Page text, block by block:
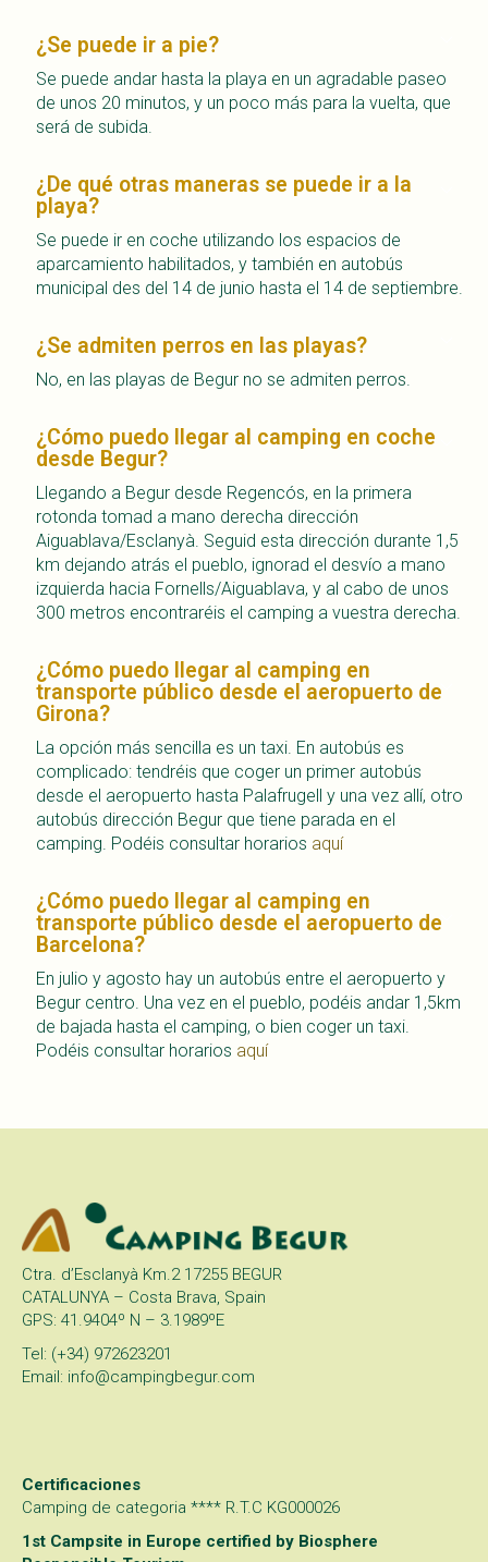
¿Se puede ir a pie?
Se puede andar hasta la playa en un agradable paseo
de unos 20 minutos, y un poco más para la vuelta, que
será de subida.
¿De qué otras maneras se puede ir a la
playa?
Se puede ir en coche utilizando los espacios de
aparcamiento habilitados, y también en autobús
municipal des del 14 de junio hasta el 14 de septiembre.
¿Se admiten perros en las playas?
No, en las playas de Begur no se admiten perros.
¿Cómo puedo llegar al camping en coche
desde Begur?
Llegando a Begur desde Regencós, en la primera
rotonda tomad a mano derecha dirección
Aiguablava/Esclanyà. Seguid esta dirección durante 1,5
km dejando atrás el pueblo, ignorad el desvío a mano
izquierda hacia Fornells/Aiguablava, y al cabo de unos
300 metros encontraréis el camping a vuestra derecha.
¿Cómo puedo llegar al camping en
transporte público desde el aeropuerto de
Girona?
La opción más sencilla es un taxi. En autobús es
complicado: tendréis que coger un primer autobús
desde el aeropuerto hasta Palafrugell y una vez allí, otro
autobús dirección Begur que tiene parada en el
camping. Podéis consultar horarios aquí
¿Cómo puedo llegar al camping en
transporte público desde el aeropuerto de
Barcelona?
En julio y agosto hay un autobús entre el aeropuerto y
Begur centro. Una vez en el pueblo, podéis andar 1,5km
de bajada hasta el camping, o bien coger un taxi.
Podéis consultar horarios aquí
Ctra. d’Esclanyà Km.2 17255 BEGUR
CATALUNYA – Costa Brava, Spain
GPS: 41.9404º N – 3.1989ºE
Tel: (+34) 972623201
Email: info@campingbegur.com
Certificaciones
Camping de categoria **** R.T.C KG000026
1st Campsite in Europe certified by Biosphere